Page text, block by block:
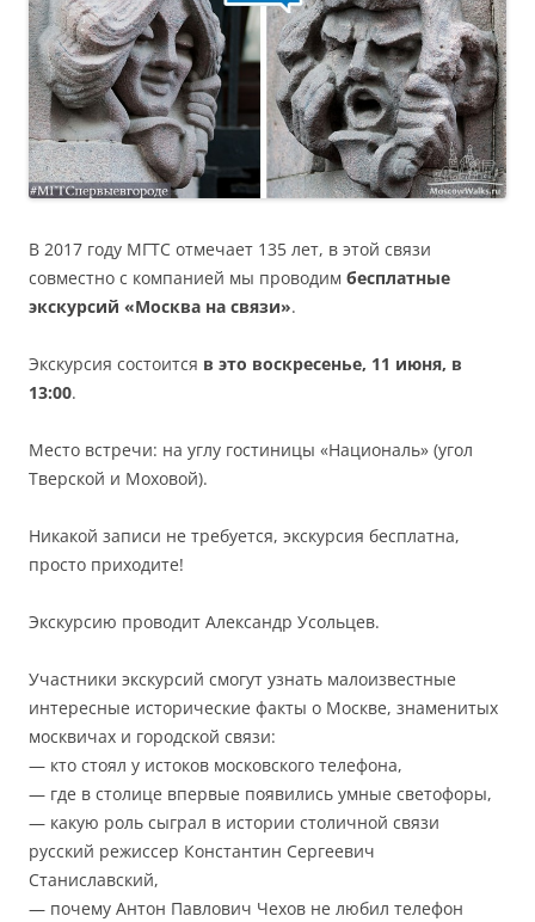
В 2017 году МГТС отмечает 135 лет, в этой связи
совместно с компанией мы проводим бесплатные
экскурсий «Москва на связи».
Экскурсия состоится в это воскресенье, 11 июня, в
13:00.
Место встречи: на углу гостиницы «Националь» (угол
Тверской и Моховой).
Никакой записи не требуется, экскурсия бесплатна,
просто приходите!
Экскурсию проводит Александр Усольцев.
Участники экскурсий смогут узнать малоизвестные
интересные исторические факты о Москве, знаменитых
москвичах и городской связи:
— кто стоял у истоков московского телефона,
— где в столице впервые появились умные светофоры,
— какую роль сыграл в истории столичной связи
русский режиссер Константин Сергеевич
Станиславский,
— почему Антон Павлович Чехов не любил телефон